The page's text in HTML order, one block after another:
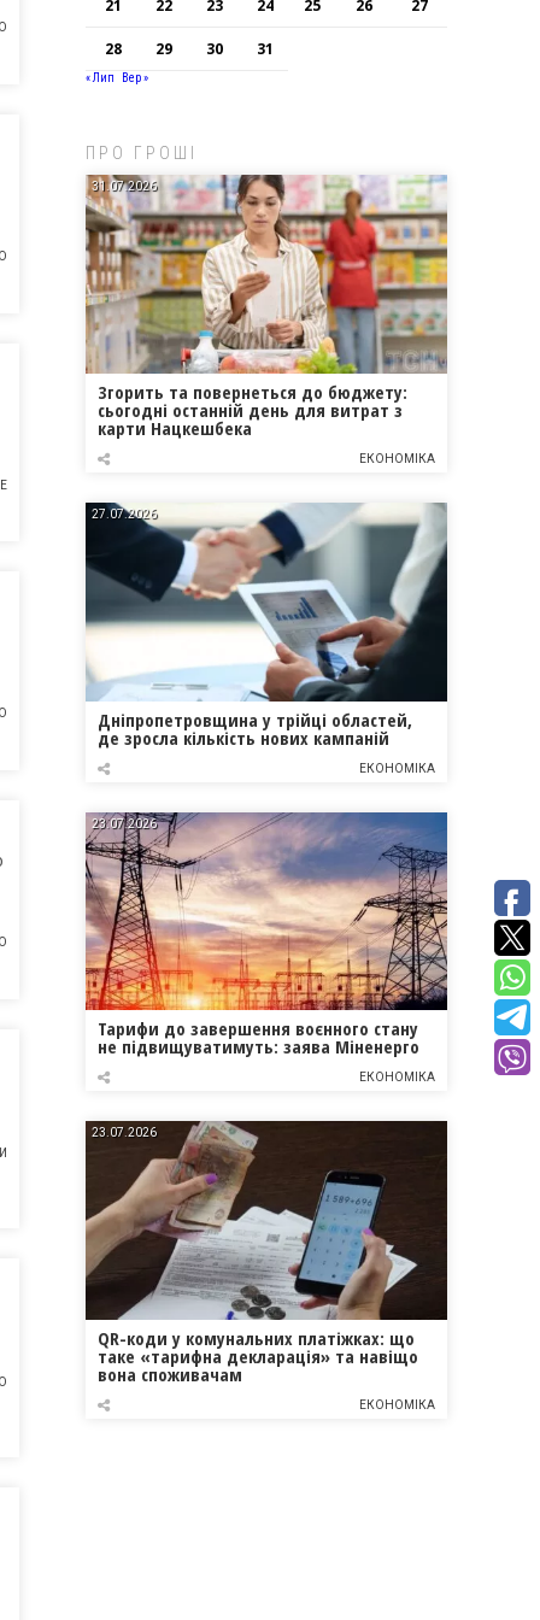
21 22 23 24 25 26 27
28 29 30 31
« Лип Вер »
ПРО ГРОШІ
31.07.2026
Згорить та повернеться до бюджету:
сьогодні останній день для витрат з
карти Нацкешбека
ЕКОНОМІКА
27.07.2026
Дніпропетровщина у трійці областей,
де зросла кількість нових кампаній
ЕКОНОМІКА
23.07.2026
Тарифи до завершення воєнного стану
не підвищуватимуть: заява Міненерго
ЕКОНОМІКА
23.07.2026
QR-коди у комунальних платіжках: що
таке «тарифна декларація» та навіщо
вона споживачам
ЕКОНОМІКА